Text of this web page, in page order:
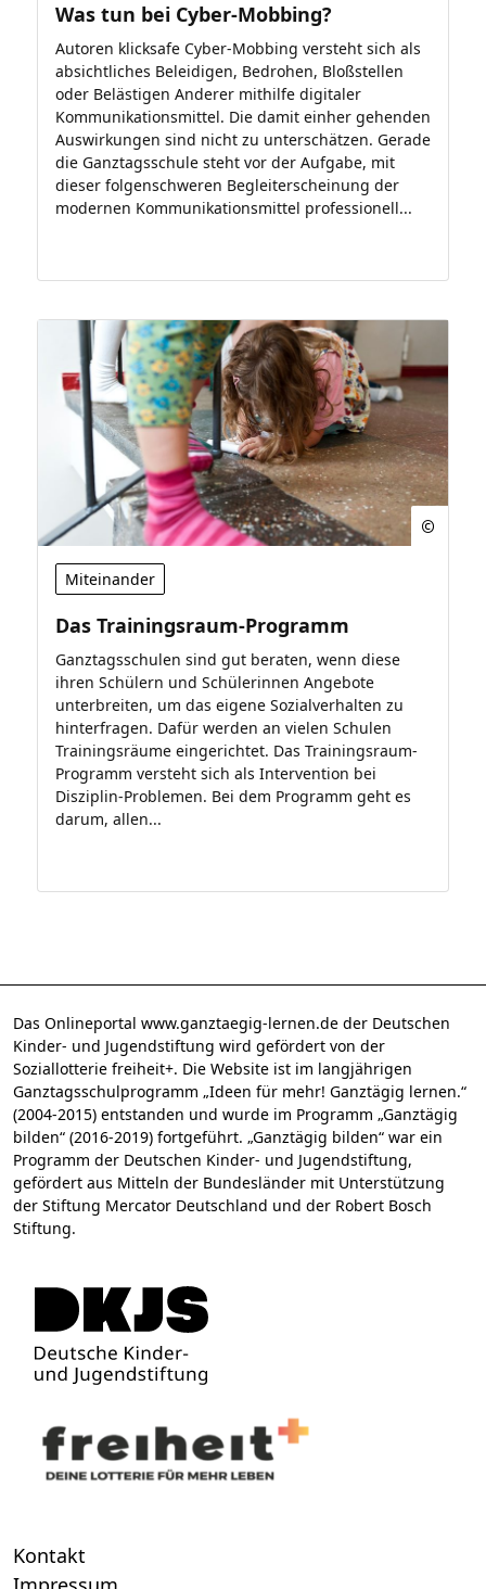
Was tun bei Cyber-Mobbing?
Autoren klicksafe Cyber-Mobbing versteht sich als
absichtliches Beleidigen, Bedrohen, Bloßstellen
oder Belästigen Anderer mithilfe digitaler
Kommunikationsmittel. Die damit einher gehenden
Auswirkungen sind nicht zu unterschätzen. Gerade
die Ganztagsschule steht vor der Aufgabe, mit
dieser folgenschweren Begleiterscheinung der
modernen Kommunikationsmittel professionell...
Miteinander
Das Trainingsraum-Programm
Ganztagsschulen sind gut beraten, wenn diese
ihren Schülern und Schülerinnen Angebote
unterbreiten, um das eigene Sozialverhalten zu
hinterfragen. Dafür werden an vielen Schulen
Trainingsräume eingerichtet. Das Trainingsraum-
Programm versteht sich als Intervention bei
Disziplin-Problemen. Bei dem Programm geht es
darum, allen...
Das Onlineportal www.ganztaegig-lernen.de der Deutschen
Kinder- und Jugendstiftung wird gefördert von der
Soziallotterie freiheit+. Die Website ist im langjährigen
Ganztagsschulprogramm „Ideen für mehr! Ganztägig lernen.“
(2004-2015) entstanden und wurde im Programm „Ganztägig
bilden“ (2016-2019) fortgeführt. „Ganztägig bilden“ war ein
Programm der Deutschen Kinder- und Jugendstiftung,
gefördert aus Mitteln der Bundesländer mit Unterstützung
der Stiftung Mercator Deutschland und der Robert Bosch
Stiftung.
Kontakt